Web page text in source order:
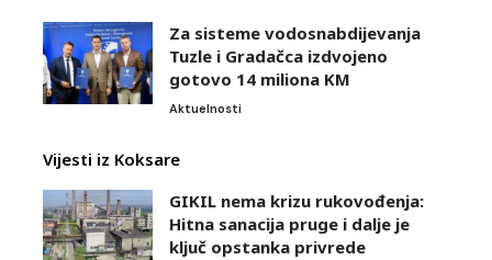
Za sisteme vodosnabdijevanja
Tuzle i Gradačca izdvojeno
gotovo 14 miliona KM
Aktuelnosti
Vijesti iz Koksare
GIKIL nema krizu rukovođenja:
Hitna sanacija pruge i dalje je
ključ opstanka privrede